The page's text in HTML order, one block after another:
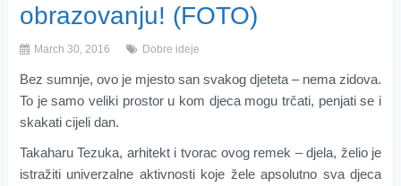
obrazovanju! (FOTO)
March 30, 2016 Dobre ideje
Bez sumnje, ovo je mjesto san svakog djeteta – nema zidova.
To je samo veliki prostor u kom djeca mogu trčati, penjati se i
skakati cijeli dan.
Takaharu Tezuka, arhitekt i tvorac ovog remek – djela, želio je
istražiti univerzalne aktivnosti koje žele apsolutno sva djeca